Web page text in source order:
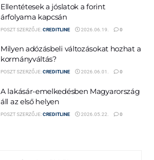
Ellentétesek a jóslatok a forint
árfolyama kapcsán
POSZT SZERZŐJE:CREDITLINE 2026.06.19. 0
Milyen adózásbeli változásokat hozhat a
kormányváltás?
POSZT SZERZŐJE:CREDITLINE 2026.06.01. 0
A lakásár-emelkedésben Magyarország
áll az első helyen
POSZT SZERZŐJE:CREDITLINE 2026.05.22. 0